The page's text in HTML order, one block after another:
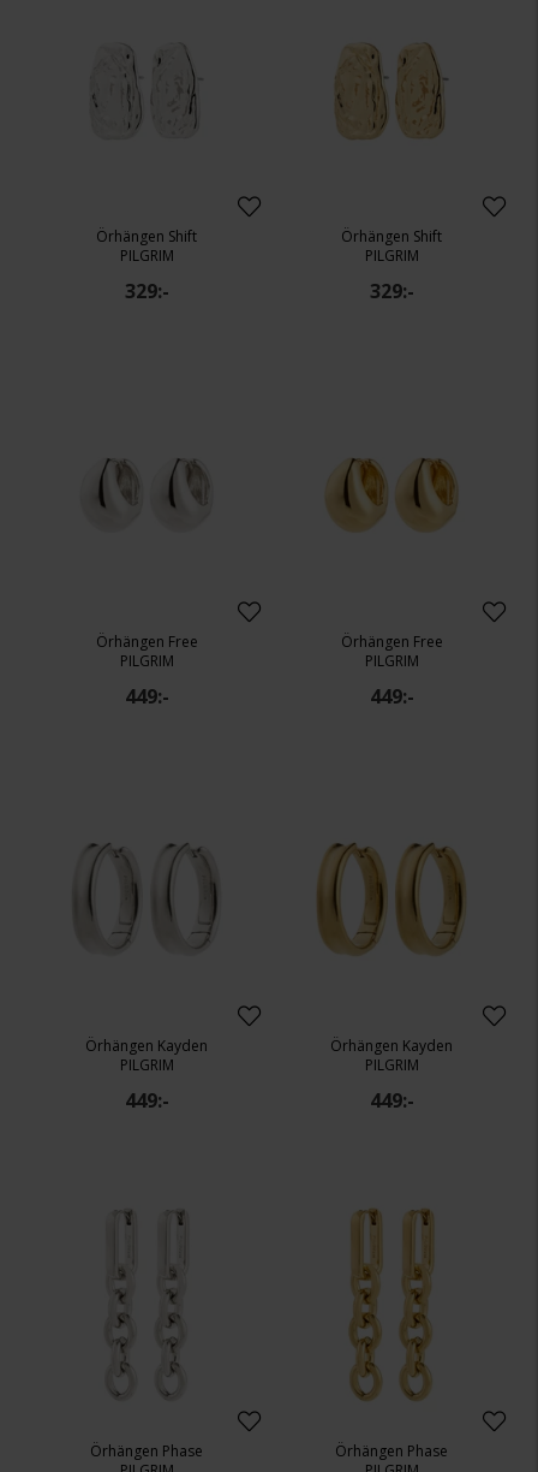
Örhängen Shift
PILGRIM
329:-
Örhängen Shift
PILGRIM
329:-
Örhängen Free
PILGRIM
449:-
Örhängen Free
PILGRIM
449:-
Örhängen Kayden
PILGRIM
449:-
Örhängen Kayden
PILGRIM
449:-
Örhängen Phase
Örhängen Phase